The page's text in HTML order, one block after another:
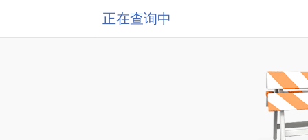
正在查询中